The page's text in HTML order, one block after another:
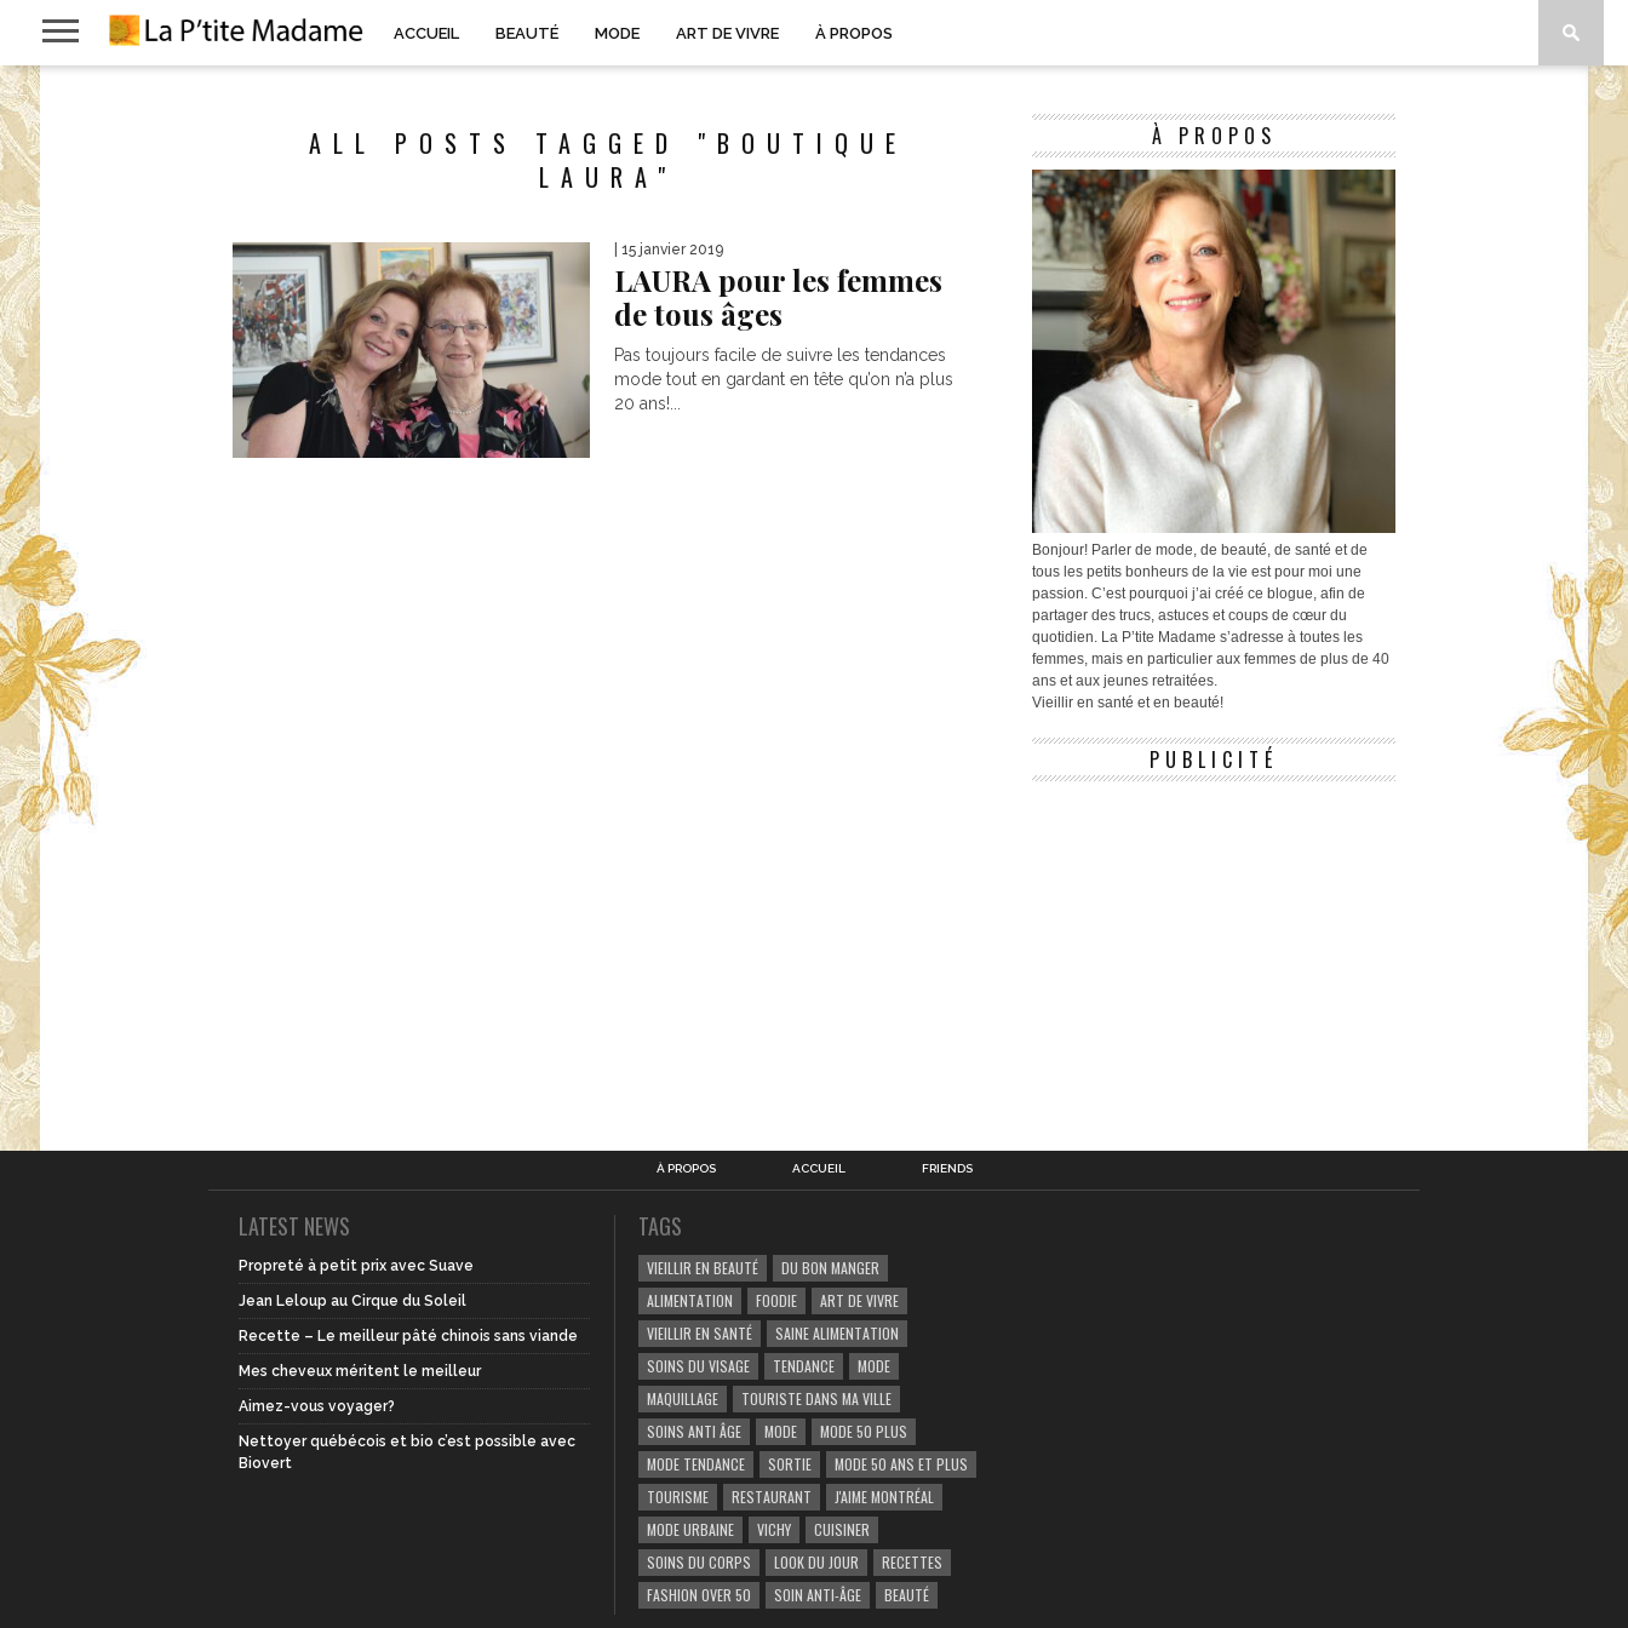
ACCUEIL BEAUTÉ MODE ART DE VIVRE À PROPOS
ALL POSTS TAGGED "BOUTIQUE
LAURA"
| 15 janvier 2019
LAURA pour les femmes
de tous âges
Pas toujours facile de suivre les tendances
mode tout en gardant en tête qu’on n’a plus
20 ans!...
À PROPOS
Bonjour! Parler de mode, de beauté, de santé et de
tous les petits bonheurs de la vie est pour moi une
passion. C’est pourquoi j’ai créé ce blogue, afin de
partager des trucs, astuces et coups de cœur du
quotidien. La P’tite Madame s’adresse à toutes les
femmes, mais en particulier aux femmes de plus de 40
ans et aux jeunes retraitées.
Vieillir en santé et en beauté!
PUBLICITÉ
À PROPOS ACCUEIL FRIENDS
LATEST NEWS
Propreté à petit prix avec Suave
Jean Leloup au Cirque du Soleil
Recette – Le meilleur pâté chinois sans viande
Mes cheveux méritent le meilleur
Aimez-vous voyager?
Nettoyer québécois et bio c’est possible avec
Biovert
TAGS
VIEILLIR EN BEAUTÉ
DU BON MANGER
ALIMENTATION
FOODIE
ART DE VIVRE
VIEILLIR EN SANTÉ
SAINE ALIMENTATION
SOINS DU VISAGE
TENDANCE
MODE
MAQUILLAGE
TOURISTE DANS MA VILLE
SOINS ANTI ÂGE
MODE
MODE 50 PLUS
MODE TENDANCE
SORTIE
MODE 50 ANS ET PLUS
TOURISME
RESTAURANT
J'AIME MONTRÉAL
MODE URBAINE
VICHY
CUISINER
SOINS DU CORPS
LOOK DU JOUR
RECETTES
FASHION OVER 50
SOIN ANTI-ÂGE BEAUTÉ